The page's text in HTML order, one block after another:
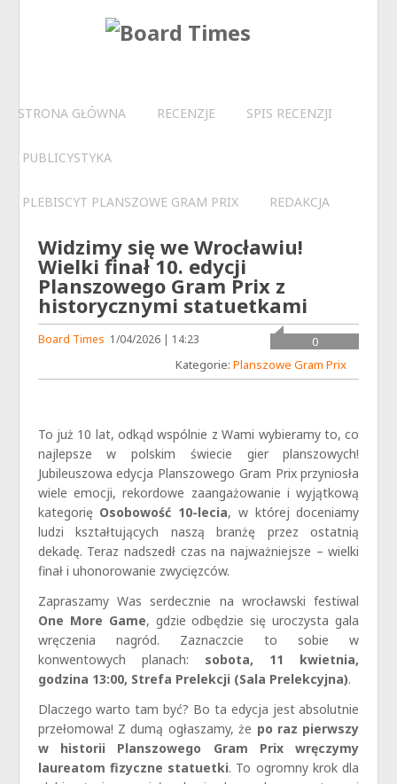
STRONA GŁÓWNA RECENZJE SPIS RECENZJI
PUBLICYSTYKA
PLEBISCYT PLANSZOWE GRAM PRIX REDAKCJA
Widzimy się we Wrocławiu!
Wielki finał 10. edycji
Planszowego Gram Prix z
historycznymi statuetkami
Board Times 1/04/2026 | 14:23
0
Kategorie:Planszowe Gram Prix
To już 10 lat, odkąd wspólnie z Wami wybieramy to, co
najlepsze w polskim świecie gier planszowych!
Jubileuszowa edycja Planszowego Gram Prix przyniosła
wiele emocji, rekordowe zaangażowanie i wyjątkową
kategorię Osobowość 10-lecia, w której doceniamy
ludzi kształtujących naszą branżę przez ostatnią
dekadę. Teraz nadszedł czas na najważniejsze – wielki
finał i uhonorowanie zwycięzców.
Zapraszamy Was serdecznie na wrocławski festiwal
One More Game, gdzie odbędzie się uroczysta gala
wręczenia nagród. Zaznaczcie to sobie w
konwentowych planach: sobota, 11 kwietnia,
godzina 13:00, Strefa Prelekcji (Sala Prelekcyjna).
Dlaczego warto tam być? Bo ta edycja jest absolutnie
przełomowa! Z dumą ogłaszamy, że po raz pierwszy
w historii Planszowego Gram Prix wręczymy
laureatom fizyczne statuetki. To ogromny krok dla